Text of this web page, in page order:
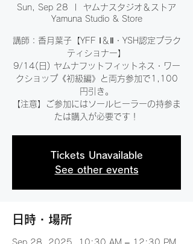
Sun, Sep 28
ヤムナスタジオ＆ストア
Yamuna Studio & Store
講師：香月葉子【YFF Ⅰ＆Ⅱ・YSH認定プラク
ティショナー】
9/14(日) ヤムナフットフィットネス・ワー
クショップ《初級編》と両方参加で1,100
円引き。
【注意】ご参加にはソールヒーラーの持参ま
たは購入が必要です！
Tickets Unavailable
See other events
日時・場所